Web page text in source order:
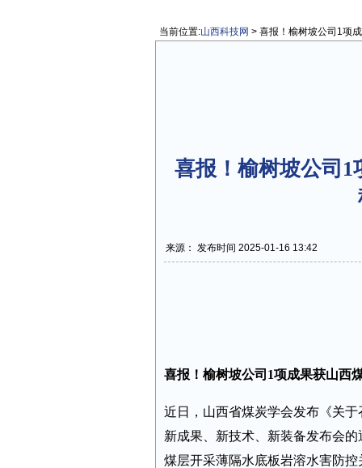
当前位置:山西科技网 > 喜报！榆树坡公司1项
喜报！榆树坡公司
来源： 发布时间 2025-01-16 13:42
喜报！榆树坡公司1项成果获山西
近日，山西省煤炭学会发布《关
新成果、新技术、新装备发布会
煤层开采薄隔水底板岩溶水害防